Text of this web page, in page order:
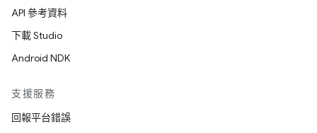
API 參考資料
下載 Studio
Android NDK
支援服務
回報平台錯誤